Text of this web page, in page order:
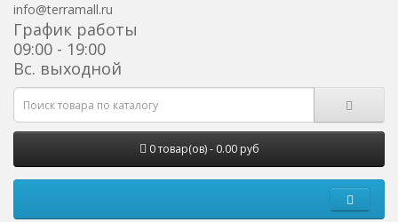
info@terramall.ru
График работы
09:00 - 19:00
Вс. выходной
0 товар(ов) - 0.00 руб